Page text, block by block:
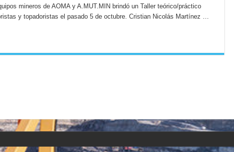
mineros de AOMA y A.MUT.MIN brindó un Taller teórico/práctico
y topadoristas el pasado 5 de octubre. Cristian Nicolás Martínez …